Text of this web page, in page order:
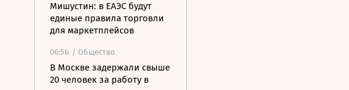
Мишустин: в ЕАЭС будут
единые правила торговли
для маркетплейсов
06:56 / Общество
В Москве задержали свыше
20 человек за работу в